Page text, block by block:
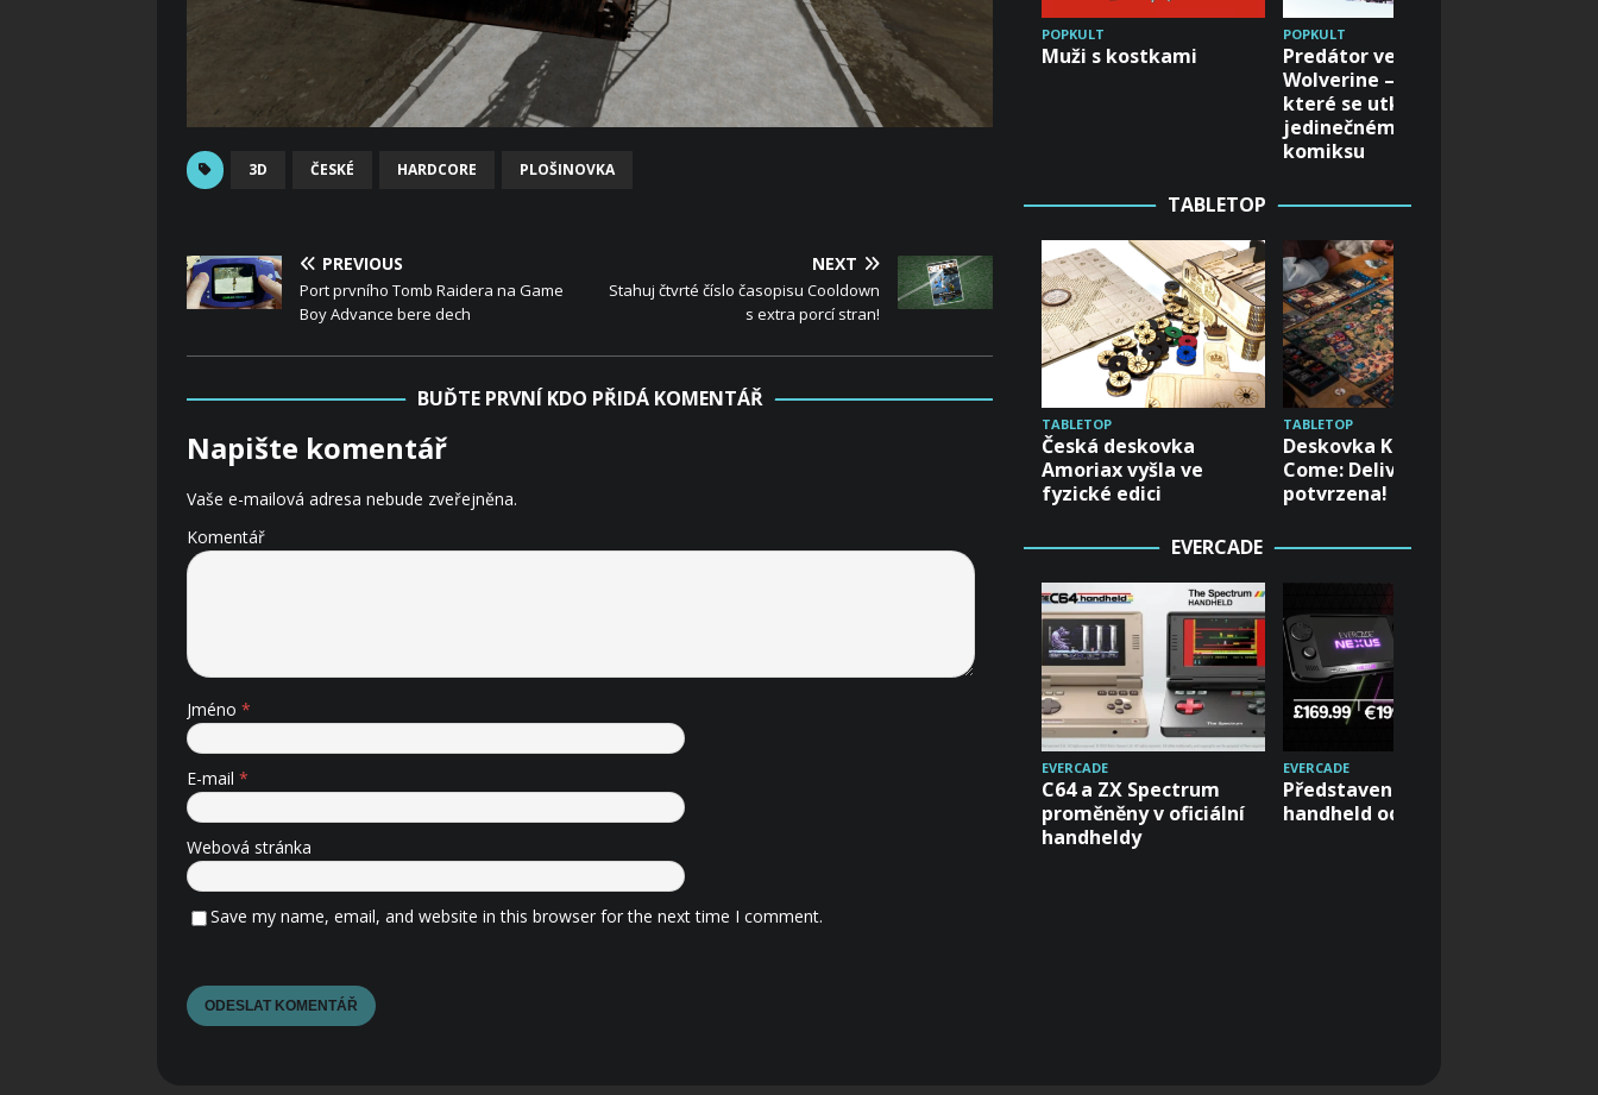
3D ČESKÉ HARDCORE PLOŠINOVKA
PREVIOUS
Port prvního Tomb Raidera na Game
Boy Advance bere dech
NEXT
Stahuj čtvrté číslo časopisu Cooldown
s extra porcí stran!
BUĎTE PRVNÍ KDO PŘIDÁ KOMENTÁŘ
Napište komentář
Vaše e-mailová adresa nebude zveřejněna.
Komentář
Jméno *
E-mail *
Webová stránka
Save my name, email, and website in this browser for the next time I comment.
POPKULT
Muži s kostkami
POPKULT
Predátor versus
Wolverine – dvě ikony,
které se utkají v
jedinečném crossover
komiksu
TABLETOP
TABLETOP
Česká deskovka
Amoriax vyšla ve
fyzické edici
TABLETOP
Deskovka Kingdom
Come: Deliverance
potvrzena!
EVERCADE
EVERCADE
C64 a ZX Spectrum
proměněny v oficiální
handheldy
EVERCADE
Představen nový
handheld od Evercade